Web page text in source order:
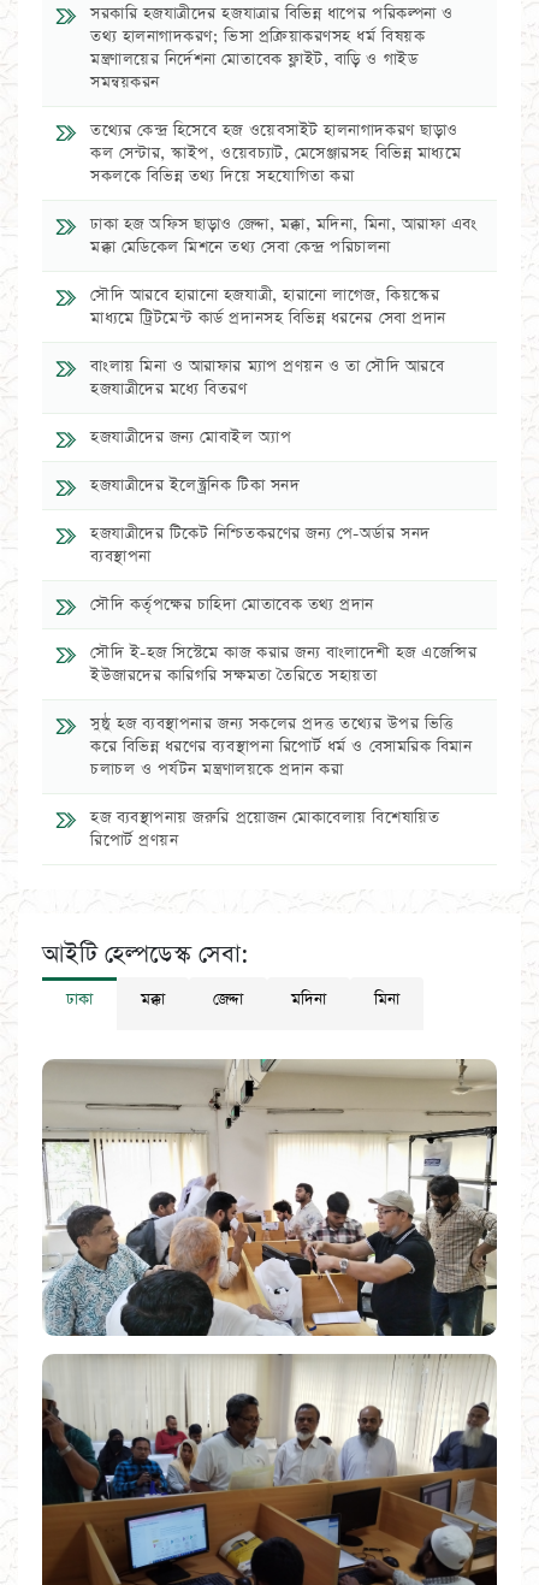
সরকারি হজযাত্রীদের হজযাত্রার বিভিন্ন ধাপের পরিকল্পনা ও
তথ্য হালনাগাদকরণ; ভিসা প্রক্রিয়াকরণসহ ধর্ম বিষয়ক
মন্ত্রণালয়ের নির্দেশনা মোতাবেক ফ্লাইট, বাড়ি ও গাইড
সমন্বয়করন
তথ্যের কেন্দ্র হিসেবে হজ ওয়েবসাইট হালনাগাদকরণ ছাড়াও
কল সেন্টার, স্কাইপ, ওয়েবচ্যাট, মেসেঞ্জারসহ বিভিন্ন মাধ্যমে
সকলকে বিভিন্ন তথ্য দিয়ে সহযোগিতা করা
ঢাকা হজ অফিস ছাড়াও জেদ্দা, মক্কা, মদিনা, মিনা, আরাফা এবং
মক্কা মেডিকেল মিশনে তথ্য সেবা কেন্দ্র পরিচালনা
সৌদি আরবে হারানো হজযাত্রী, হারানো লাগেজ, কিয়স্কের
মাধ্যমে ট্রিটমেন্ট কার্ড প্রদানসহ বিভিন্ন ধরনের সেবা প্রদান
বাংলায় মিনা ও আরাফার ম্যাপ প্রণয়ন ও তা সৌদি আরবে
হজযাত্রীদের মধ্যে বিতরণ
হজযাত্রীদের জন্য মোবাইল অ্যাপ
হজযাত্রীদের ইলেক্ট্রনিক টিকা সনদ
হজযাত্রীদের টিকেট নিশ্চিতকরণের জন্য পে-অর্ডার সনদ
ব্যবস্থাপনা
সৌদি কর্তৃপক্ষের চাহিদা মোতাবেক তথ্য প্রদান
সৌদি ই-হজ সিস্টেমে কাজ করার জন্য বাংলাদেশী হজ এজেন্সির
ইউজারদের কারিগরি সক্ষমতা তৈরিতে সহায়তা
সুষ্ঠু হজ ব্যবস্থাপনার জন্য সকলের প্রদত্ত তথ্যের উপর ভিত্তি
করে বিভিন্ন ধরণের ব্যবস্থাপনা রিপোর্ট ধর্ম ও বেসামরিক বিমান
চলাচল ও পর্যটন মন্ত্রণালয়কে প্রদান করা
হজ ব্যবস্থাপনায় জরুরি প্রয়োজন মোকাবেলায় বিশেষায়িত
রিপোর্ট প্রণয়ন
আইটি হেল্পডেস্ক সেবা:
ঢাকা মক্কা জেদ্দা মদিনা মিনা